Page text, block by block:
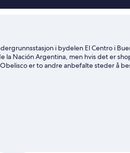
i bydelen El Centro i
la Nación Argentina, men hvis det er
er to andre anbefalte steder å